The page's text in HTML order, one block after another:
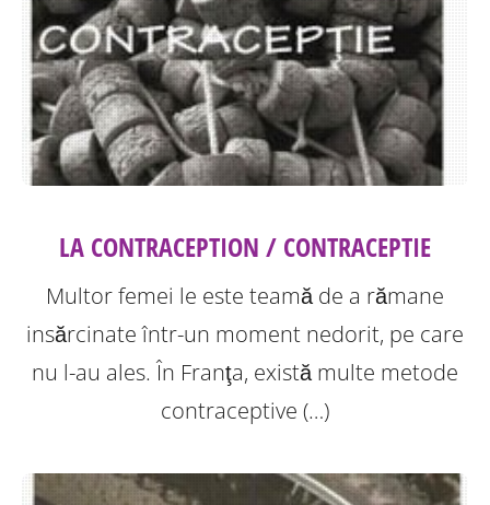
LA CONTRACEPTION / CONTRACEPTIE
Multor femei le este teamă de a rămane
insărcinate într-un moment nedorit, pe care
nu l-au ales. În Franţa, există multe metode
contraceptive (…)